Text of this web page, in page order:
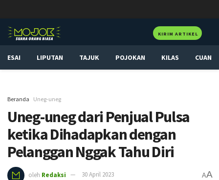
KIRIM ARTIKEL
ESAI LIPUTAN TAJUK POJOKAN KILAS CUAN
Beranda Uneg-uneg
Uneg-uneg dari Penjual Pulsa
ketika Dihadapkan dengan
Pelanggan Nggak Tahu Diri
oleh Redaksi 30 April 2023 AA